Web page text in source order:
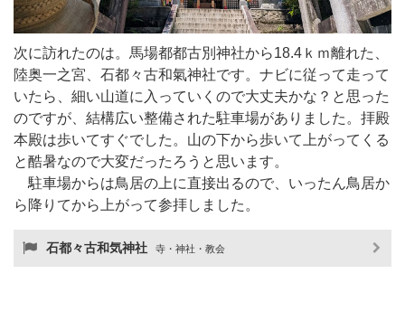
次に訪れたのは。馬場都都古別神社から18.4ｋｍ離れた、
陸奥一之宮、石都々古和氣神社です。ナビに従って走って
いたら、細い山道に入っていくので大丈夫かな？と思った
のですが、結構広い整備された駐車場がありました。拝殿
本殿は歩いてすぐでした。山の下から歩いて上がってくる
と酷暑なので大変だったろうと思います。
駐車場からは鳥居の上に直接出るので、いったん鳥居か
ら降りてから上がって参拝しました。
石都々古和気神社 寺・神社・教会